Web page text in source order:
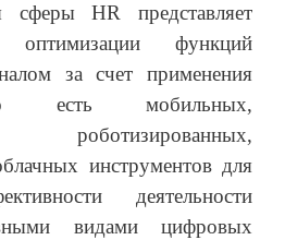
сферы HR представляет
функций
за счет применения
есть мобильных,
роботизированных,
инструментов для
деятельности
видами цифровых